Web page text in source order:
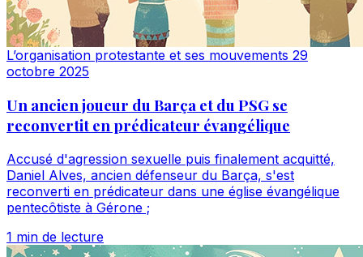
L’organisation protestante et ses mouvements 29
octobre 2025
Un ancien joueur du Barça et du PSG se
reconvertit en prédicateur évangélique
Accusé d'agression sexuelle puis finalement acquitté,
Daniel Alves, ancien défenseur du Barça, s'est
reconverti en prédicateur dans une église évangélique
pentecôtiste à Gérone ;
1 min de lecture